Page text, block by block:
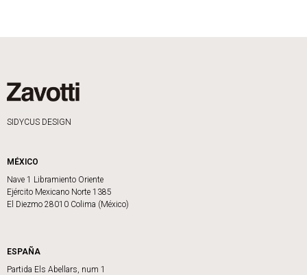
SIDYCUS DESIGN
MÉXICO
Nave 1 Libramiento Oriente
Ejército Mexicano Norte 1385
El Diezmo 28010 Colima (México)
ESPAÑA
Partida Els Abellars, num 1